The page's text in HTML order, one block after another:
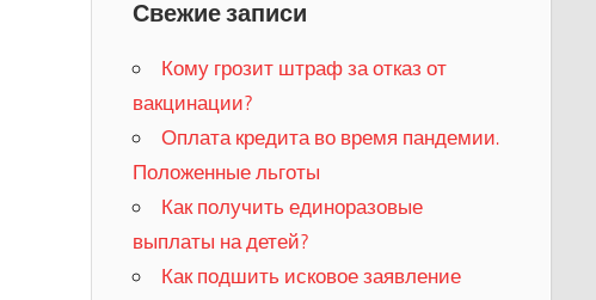
Свежие записи
Кому грозит штраф за отказ от
вакцинации?
​Оплата кредита во время пандемии.
Положенные льготы
​Как получить единоразовые
выплаты на детей?
Как подшить исковое заявление